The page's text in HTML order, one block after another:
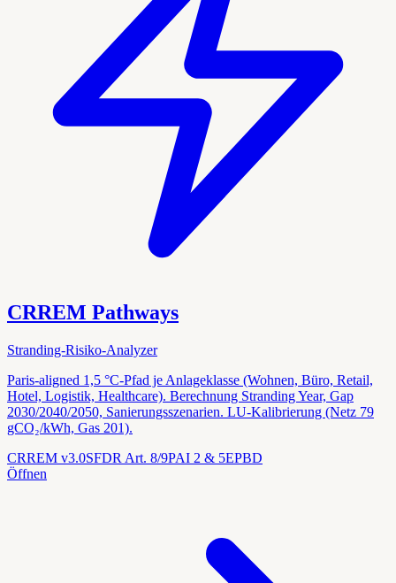
CRREM Pathways
Stranding-Risiko-Analyzer
Paris-aligned 1,5 °C-Pfad je Anlageklasse (Wohnen, Büro, Retail,
Hotel, Logistik, Healthcare). Berechnung Stranding Year, Gap
2030/2040/2050, Sanierungsszenarien. LU-Kalibrierung (Netz 79
gCO₂/kWh, Gas 201).
CRREM v3.0SFDR Art. 8/9PAI 2 & 5EPBD
Öffnen